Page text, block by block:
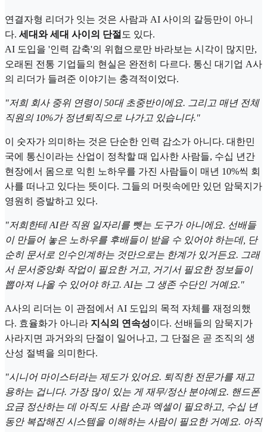
연결자형 리더가 잇는 것은 사람과 AI 사이의 갈등만이 아니
다. 세대와 세대 사이의 단절 도 있다.
AI 도입을 '인력 감축'의 위협으로만 바라보는 시각이 많지만,
오래된 전통 기업들의 현실은 완전히 다르다. 통신 대기업 A사
의 리더가 들려준 이야기는 충격적이었다.
"저희 회사 중위 연령이 50대 초중반이에요. 그리고 매년 전체
직원의 10%가 정년퇴직으로 나가고 있습니다."
이 숫자가 의미하는 것은 단순한 인력 감소가 아니다. 대한민
국에 통신이라는 산업이 정착할 때 입사한 사람들, 수십 년간
현장에서 몸으로 익힌 노하우를 가진 사람들이 매년 10%씩 회
사를 떠나고 있다는 뜻이다. 그들의 머릿속에만 있던 암묵지가
영원히 증발하고 있다.
"저희한테 AI란 직원 일자리를 뺏는 도구가 아니에요. 선배들
이 만들어 놓은 노하우를 후배들이 받을 수 있어야 하는데, 단
순히 문서로 인수인계하는 것만으로는 한계가 있거든요. 그래
서 문서중앙화 작업이 필요한 거고, 거기서 필요한 정보들이
뽑아져 나올 수 있어야 하고. AI는 그 생존 수단인 거예요."
A사의 리더는 이 관점에서 AI 도입의 목적 자체를 재정의했
다. 효율화가 아니라 지식의 연속성이다. 선배들의 암묵지가
사라지면 과거와의 단절이 일어나고, 그 단절은 곧 조직의 생
산성 절벽을 의미한다.
"시니어 마이스터라는 제도가 있어요. 퇴직한 전문가를 재고
용하는 겁니다. 가장 많이 있는 게 재무/정산 분야예요. 핸드폰
요금 정산하는 데 아직도 사람 손과 엑셀이 필요하고, 수십 년
동안 복잡해진 시스템을 이해하는 사람이 필요한 거예요. 아직